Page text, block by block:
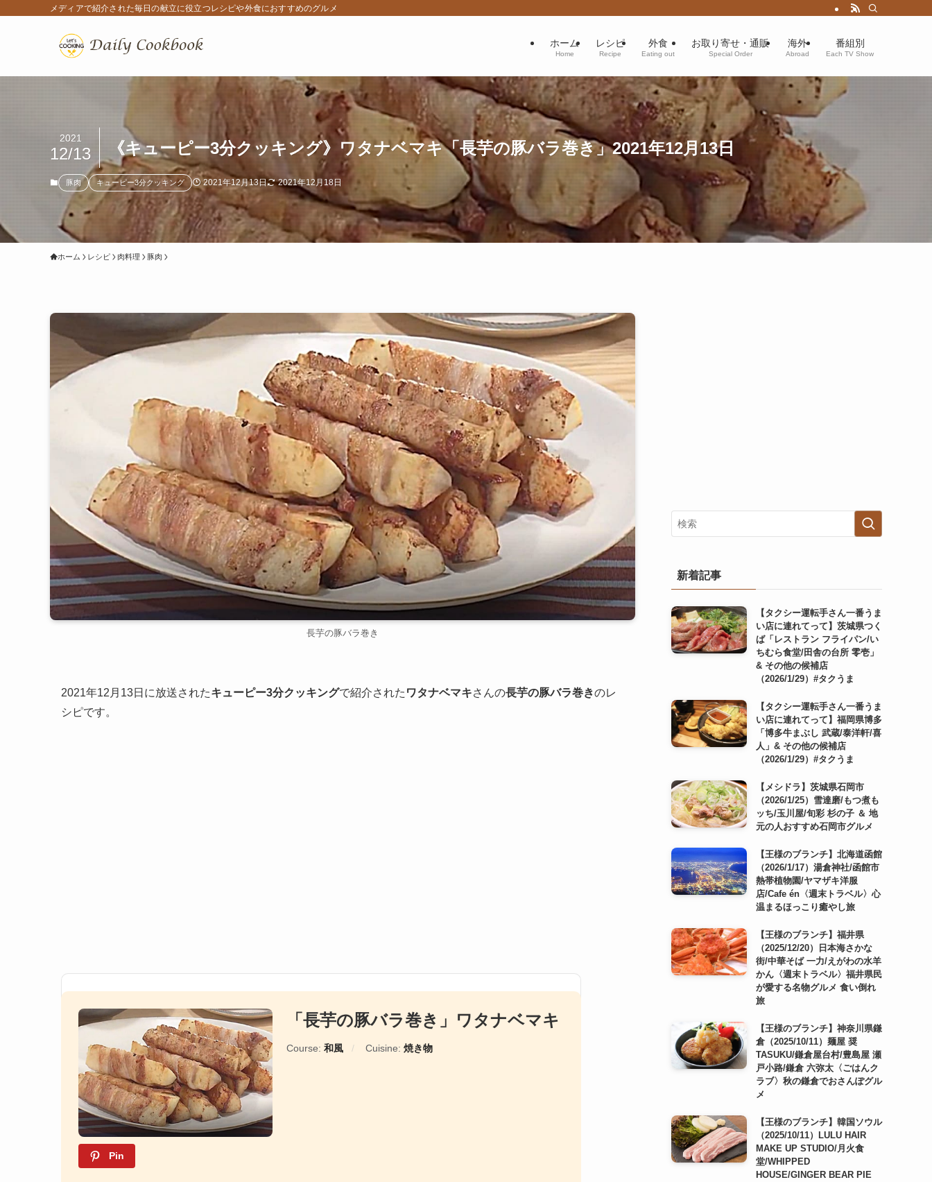
メディアで紹介された毎日の献立に役立つレシピや外食におすすめのグルメ
ホーム
Home
レシピ
Recipe
外食
Eating out
お取り寄せ・通販
Special Order
海外
Abroad
番組別
Each TV Show
《キューピー3分クッキング》ワタナベマキ「長芋の豚バラ巻き」2021年12月13日
2021
12/13
豚肉 キューピー3分クッキング 2021年12月13日 2021年12月18日
ホーム レシピ 肉料理 豚肉
長芋の豚バラ巻き
2021年12月13日に放送されたキューピー3分クッキングで紹介された ワタナベマキさんの長芋の豚バラ巻きのレ
シピです。
Pin
「長芋の豚バラ巻き」ワタナベマキ
Course: 和風 Cuisine: 焼き物
新着記事
【タクシー運転手さん一番うま
い店に連れてって】茨城県つく
ば「レストラン フライパン/い
ちむら食堂/田舎の台所 零壱」
& その他の候補店
（2026/1/29）#タクうま
【タクシー運転手さん一番うま
い店に連れてって】福岡県博多
「博多牛まぶし 武蔵/泰洋軒/喜
人」& その他の候補店
（2026/1/29）#タクうま
【メシドラ】茨城県石岡市
（2026/1/25）雪達磨/もつ煮も
ッち/玉川屋/旬彩 杉の子 ＆ 地
元の人おすすめ石岡市グルメ
【王様のブランチ】北海道函館
（2026/1/17）湯倉神社/函館市
熱帯植物園/ヤマザキ洋服
店/Cafe én〈週末トラベル〉心
温まるほっこり癒やし旅
【王様のブランチ】福井県
（2025/12/20）日本海さかな
街/中華そば 一力/えがわの水羊
かん〈週末トラベル〉福井県民
が愛する名物グルメ 食い倒れ
旅
【王様のブランチ】神奈川県鎌
倉（2025/10/11）麺屋 奨
TASUKU/鎌倉屋台村/豊島屋 瀬
戸小路/鎌倉 六弥太〈ごはんク
ラブ〉秋の鎌倉でおさんぽグル
メ
【王様のブランチ】韓国ソウル
（2025/10/11）LULU HAIR
MAKE UP STUDIO/月火食
堂/WHIPPED
HOUSE/GINGER BEAR PIE